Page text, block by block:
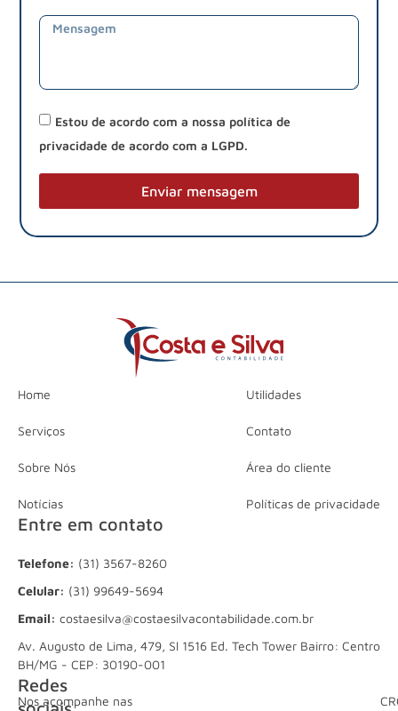
Estou de acordo com a nossa política de
privacidade de acordo com a LGPD.
Enviar mensagem
Home
Serviços
Sobre Nós
Notícias
Utilidades
Contato
Área do cliente
Políticas de privacidade
Entre em contato
Telefone: (31) 3567-8260
Celular: (31) 99649-5694
Email: costaesilva@costaesilvacontabilidade.com.br
Av. Augusto de Lima, 479, Sl 1516 Ed. Tech Tower Bairro: Centro
BH/MG - CEP: 30190-001
Redes
Nos acompanhe nas